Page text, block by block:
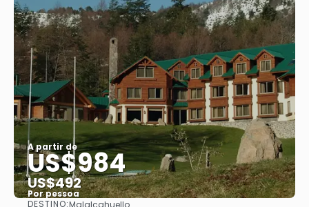
A partir de
US$984
US$492
Por pessoa
DESTINO:Malalcahuello